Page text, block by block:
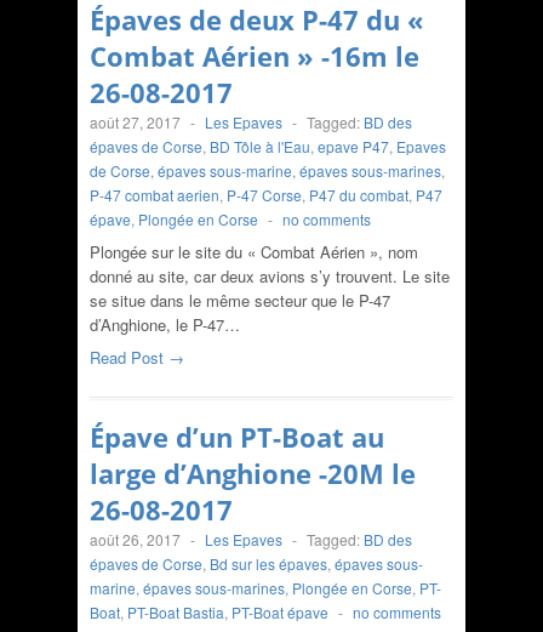
Épaves de deux P-47 du «
Combat Aérien » -16m le
26-08-2017
août 27, 2017 - Les Epaves - Tagged: BD des
épaves de Corse, BD Tôle à l'Eau, epave P47, Epaves
de Corse, épaves sous-marine, épaves sous-marines,
P-47 combat aerien, P-47 Corse, P47 du combat, P47
épave, Plongée en Corse - no comments
Plongée sur le site du « Combat Aérien », nom
donné au site, car deux avions s’y trouvent. Le site
se situe dans le même secteur que le P-47
d’Anghione, le P-47…
Read Post →
Épave d’un PT-Boat au
large d’Anghione -20M le
26-08-2017
août 26, 2017 - Les Epaves - Tagged: BD des
épaves de Corse, Bd sur les épaves, épaves sous-
marine, épaves sous-marines, Plongée en Corse, PT-
Boat, PT-Boat Bastia, PT-Boat épave - no comments